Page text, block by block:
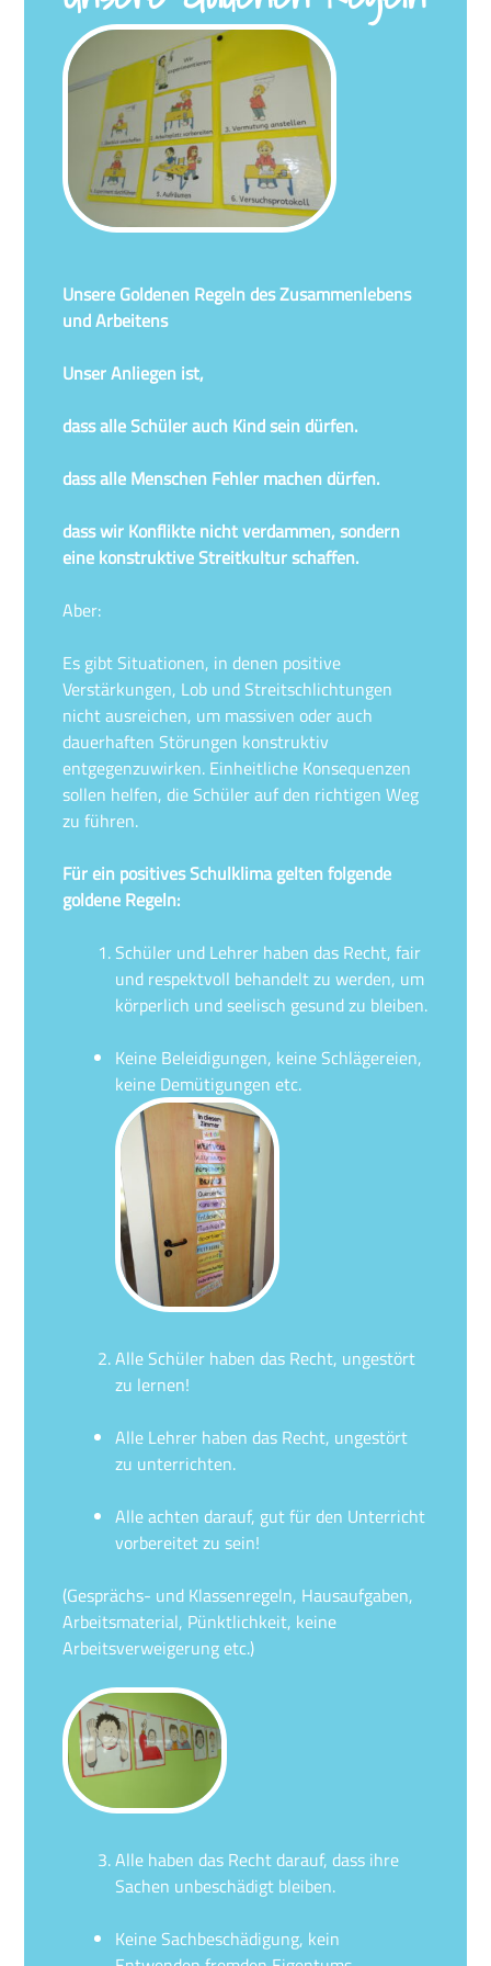
Unsere Goldenen Regeln des Zusammenlebens
und Arbeitens
Unser Anliegen ist,
dass alle Schüler auch Kind sein dürfen.
dass alle Menschen Fehler machen dürfen.
dass wir Konflikte nicht verdammen, sondern
eine konstruktive Streitkultur schaffen.
Aber:
Es gibt Situationen, in denen positive
Verstärkungen, Lob und Streitschlichtungen
nicht ausreichen, um massiven oder auch
dauerhaften Störungen konstruktiv
entgegenzuwirken. Einheitliche Konsequenzen
sollen helfen, die Schüler auf den richtigen Weg
zu führen.
Für ein positives Schulklima gelten folgende
goldene Regeln:
Schüler und Lehrer haben das Recht, fair
und respektvoll behandelt zu werden, um
körperlich und seelisch gesund zu bleiben.
Keine Beleidigungen, keine Schlägereien,
keine Demütigungen etc.
Alle Schüler haben das Recht, ungestört
zu lernen!
Alle Lehrer haben das Recht, ungestört
zu unterrichten.
Alle achten darauf, gut für den Unterricht
vorbereitet zu sein!
(Gesprächs- und Klassenregeln, Hausaufgaben,
Arbeitsmaterial, Pünktlichkeit, keine
Arbeitsverweigerung etc.)
Alle haben das Recht darauf, dass ihre
Sachen unbeschädigt bleiben.
Keine Sachbeschädigung, kein